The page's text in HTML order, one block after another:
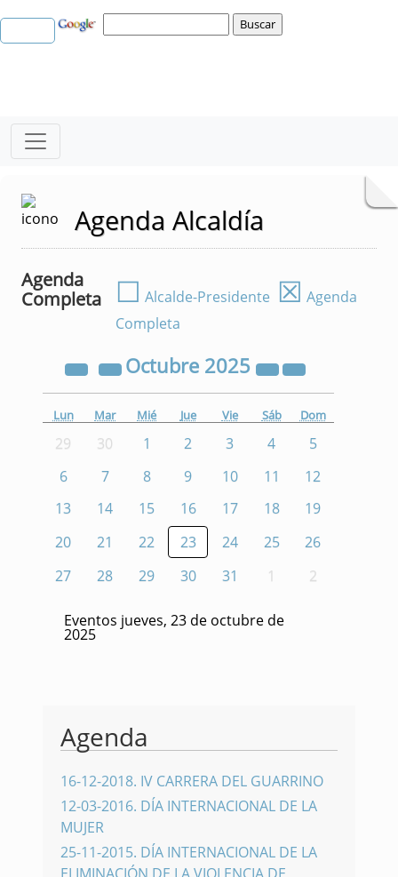
Agenda Alcaldía
Agenda
Completa
☐ Alcalde-Presidente ☒ Agenda
Completa
Octubre 2025
Lun Mar Mié Jue Vie Sáb Dom
29 30 1 2 3 4
5
6
7 8 9 10 11
12
13
14 15 16 17 18
19
20
21 22 23 24 25
26
27
28 29 30 31 1 2
Eventos jueves, 23 de octubre de
2025
Agenda
16-12-2018. IV CARRERA DEL GUARRINO
12-03-2016. DÍA INTERNACIONAL DE LA
MUJER
25-11-2015. DÍA INTERNACIONAL DE LA